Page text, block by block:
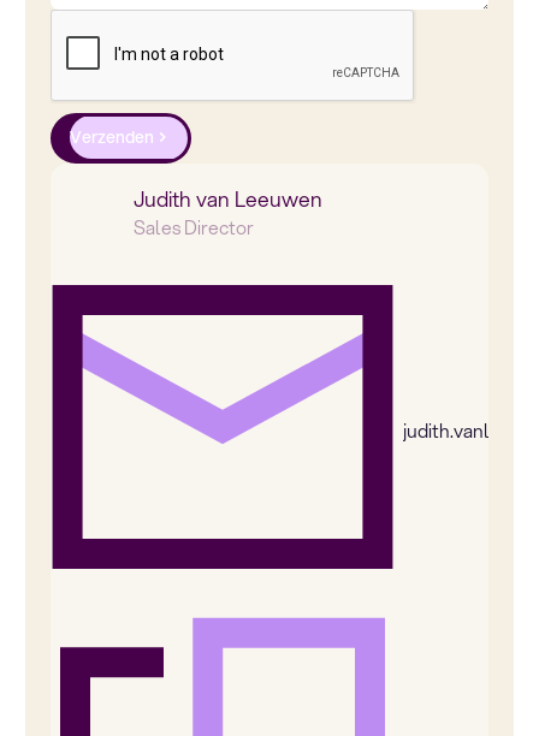
Judith van Leeuwen
Sales Director
Verzenden